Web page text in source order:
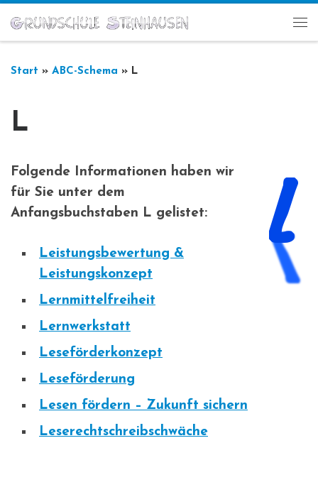
Zum Inhalt springen
Start » ABC-Schema » L
L
Folgende Informationen haben wir
für Sie unter dem
Anfangsbuchstaben L gelistet:
Leistungsbewertung &
Leistungskonzept
Lernmittelfreiheit
Lernwerkstatt
Leseförderkonzept
Leseförderung
Lesen fördern – Zukunft sichern
Leserechtschreibschwäche